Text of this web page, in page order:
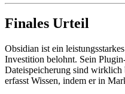
Finales Urteil
Obsidian ist ein
Investition belohnt. Sein
Dateispeicherung sind
erfasst Wissen, indem er in